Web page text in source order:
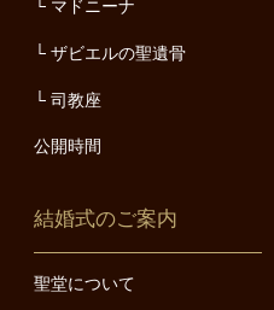
マドニーナ
ザビエルの聖遺骨
司教座
公開時間
結婚式のご案内
聖堂について